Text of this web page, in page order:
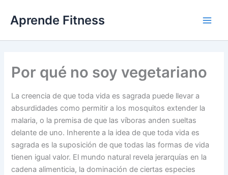
contenido
Aprende Fitness
Por qué no soy vegetariano
La creencia de que toda vida es sagrada puede llevar a
absurdidades como permitir a los mosquitos extender la
malaria, o la premisa de que las víboras anden sueltas
delante de uno. Inherente a la idea de que toda vida es
sagrada es la suposición de que todas las formas de vida
tienen igual valor. El mundo natural revela jerarquías en la
cadena alimenticia, la dominación de ciertas especies